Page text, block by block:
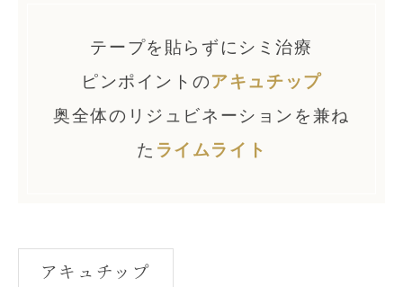
テープを貼らずにシミ治療
ピンポイントのアキュチップ
奥全体のリジュビネーションを兼ね
た ライムライト
アキュチップ